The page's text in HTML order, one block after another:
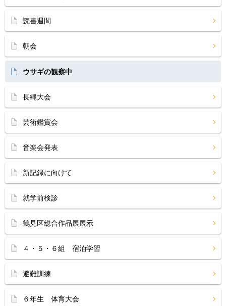
読書週間
朝会
ウサギの観察中
長縄大会
芸術鑑賞会
音楽会発表
新記録に向けて
就学前検診
鶴見区総合作品展展示
４・５・６組 宿泊学習
避難訓練
６年生 体育大会